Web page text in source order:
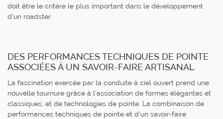
doit être le critère le plus important dans le développement
d'un roadster.
DES PERFORMANCES TECHNIQUES DE POINTE
ASSOCIÉES À UN SAVOIR-FAIRE ARTISANAL
La fascination exercée par la conduite à ciel ouvert prend une
nouvelle tournure grâce à l'association de formes élégantes et
classiques, et de technologies de pointe. La combinaison de
performances techniques de pointe et d'un savoir-faire